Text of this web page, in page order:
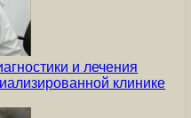
и лечения
клинике